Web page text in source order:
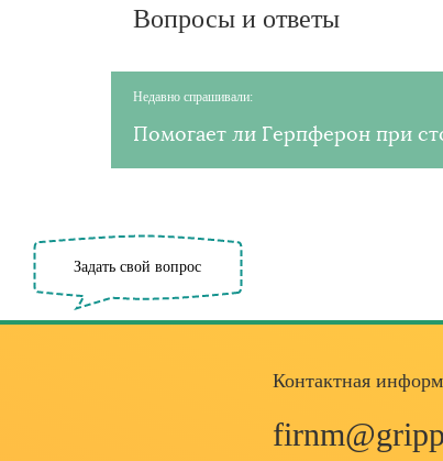
Вопросы и ответы
Недавно спрашивали:
Помогает ли Герпферон при
Задать свой вопрос
Контактная